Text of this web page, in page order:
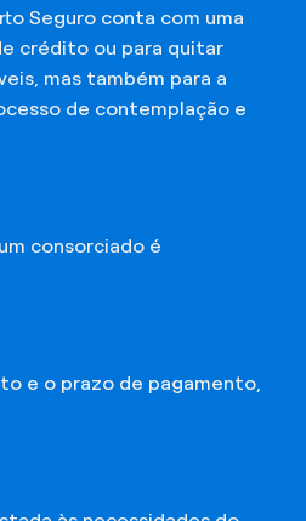
Seguro conta com uma
crédito ou para quitar
mas também para a
de contemplação e
consorciado é
e o prazo de pagamento,